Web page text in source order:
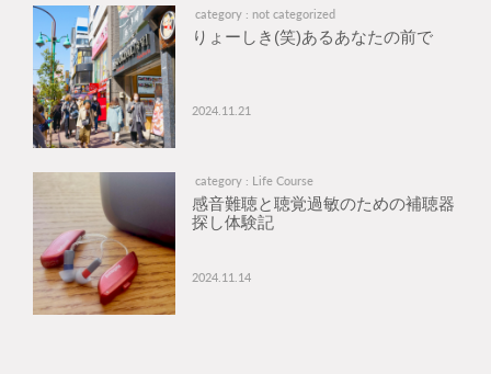
category : not categorized
りょーしき(笑)あるあなたの前で
2024.11.21
category : Life Course
感音難聴と聴覚過敏のための補聴器
探し体験記
2024.11.14